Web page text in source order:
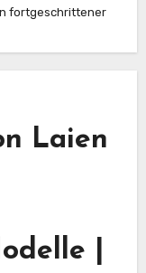
fortgeschrittener
Laien
|